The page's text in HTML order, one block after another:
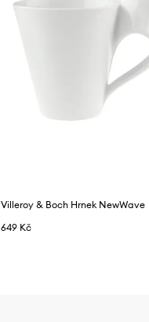
Villeroy & Boch Hrnek NewWave
649 Kč